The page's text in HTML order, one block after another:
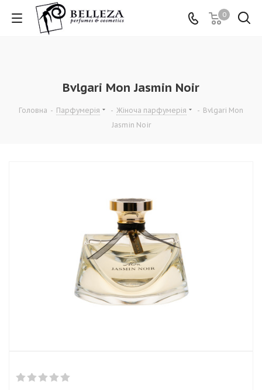
0
Bvlgari Mon Jasmin Noir
Головна - Парфумерія - Жіноча парфумерія - Bvlgari Mon
Jasmin Noir